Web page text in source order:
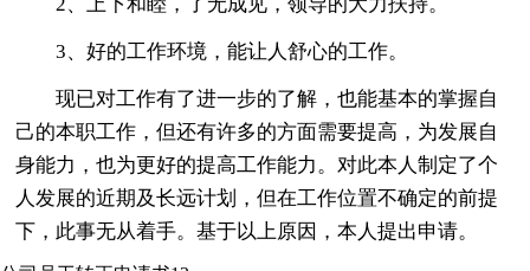
3、好的工作环境，能让人舒心的工作。
现已对工作有了进一步的了解，也能基本的掌握自
己的本职工作，但还有许多的方面需要提高，为发展自
身能力，也为更好的提高工作能力。对此本人制定了个
人发展的近期及长远计划，但在工作位置不确定的前提
下，此事无从着手。基于以上原因，本人提出申请。